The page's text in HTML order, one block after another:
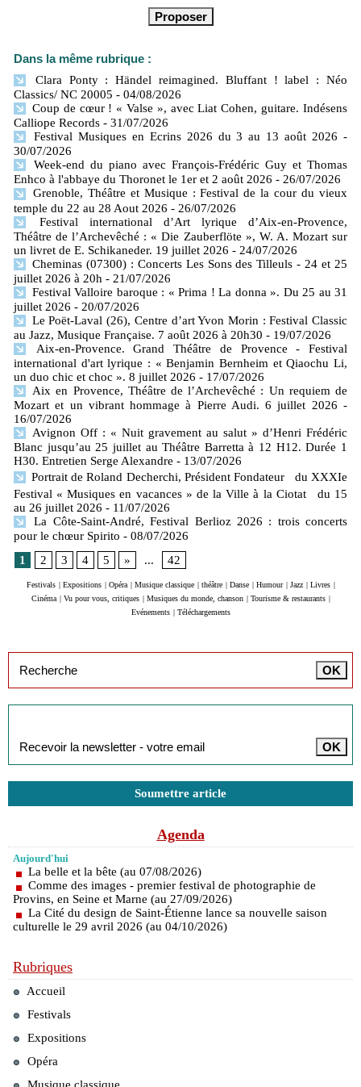
Dans la même rubrique :
Clara Ponty : Händel reimagined. Bluffant ! label : Néo
Classics/ NC 20005 - 04/08/2026
Coup de cœur ! « Valse », avec Liat Cohen, guitare. Indésens
Calliope Records - 31/07/2026
Festival Musiques en Ecrins 2026 du 3 au 13 août 2026 -
30/07/2026
Week-end du piano avec François-Frédéric Guy et Thomas
Enhco à l'abbaye du Thoronet le 1er et 2 août 2026 - 26/07/2026
Grenoble, Théâtre et Musique : Festival de la cour du vieux
temple du 22 au 28 Aout 2026 - 26/07/2026
Festival international d’Art lyrique d’Aix-en-Provence,
Théâtre de l’Archevêché : « Die Zauberflöte », W. A. Mozart sur
un livret de E. Schikaneder. 19 juillet 2026 - 24/07/2026
Cheminas (07300) : Concerts Les Sons des Tilleuls - 24 et 25
juillet 2026 à 20h - 21/07/2026
Festival Valloire baroque : « Prima ! La donna ». Du 25 au 31
juillet 2026 - 20/07/2026
Le Poët-Laval (26), Centre d’art Yvon Morin : Festival Classic
au Jazz, Musique Française. 7 août 2026 à 20h30 - 19/07/2026
Aix-en-Provence. Grand Théâtre de Provence - Festival
international d'art lyrique : « Benjamin Bernheim et Qiaochu Li,
un duo chic et choc ». 8 juillet 2026 - 17/07/2026
Aix en Provence, Théâtre de l’Archevêché : Un requiem de
Mozart et un vibrant hommage à Pierre Audi. 6 juillet 2026 -
16/07/2026
Avignon Off : « Nuit gravement au salut » d’Henri Frédéric
Blanc jusqu’au 25 juillet au Théâtre Barretta à 12 H12. Durée 1
H30. Entretien Serge Alexandre - 13/07/2026
Portrait de Roland Decherchi, Président Fondateur du XXXIe
Festival « Musiques en vacances » de la Ville à la Ciotat du 15
au 26 juillet 2026 - 11/07/2026
La Côte-Saint-André, Festival Berlioz 2026 : trois concerts
pour le chœur Spirito - 08/07/2026
1
2 3 4 5 » ... 42
Festivals | Expositions | Opéra | Musique classique | théâtre | Danse | Humour | Jazz | Livres |
Cinéma | Vu pour vous, critiques | Musiques du monde, chanson | Tourisme & restaurants |
Evénements | Téléchargements
Soumettre article
Agenda
Aujourd'hui
La belle et la bête (au 07/08/2026)
Comme des images - premier festival de photographie de
Provins, en Seine et Marne (au 27/09/2026)
La Cité du design de Saint-Étienne lance sa nouvelle saison
culturelle le 29 avril 2026 (au 04/10/2026)
Rubriques
Accueil
Festivals
Expositions
Opéra